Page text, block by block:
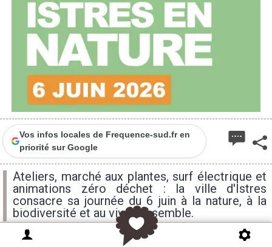
Vos infos locales de Frequence-sud.fr en
priorité sur Google
Ateliers, marché aux plantes, surf électrique et
animations zéro déchet : la ville d'Istres
consacre sa journée du 6 juin à la nature, à la
biodiversité et au vivre-ensemble.
samedi 15H lundi